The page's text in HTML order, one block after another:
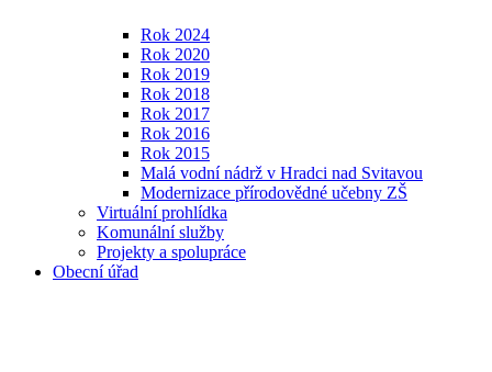
Rok 2024
Rok 2020
Rok 2019
Rok 2018
Rok 2017
Rok 2016
Rok 2015
Malá vodní nádrž v Hradci nad Svitavou
Modernizace přírodovědné učebny ZŠ
Virtuální prohlídka
Komunální služby
Projekty a spolupráce
Obecní úřad